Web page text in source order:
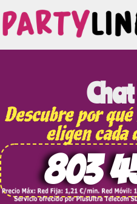
Descubre por
eligen cada
803